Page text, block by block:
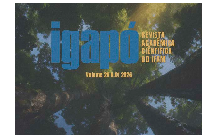
Article
Sidebar